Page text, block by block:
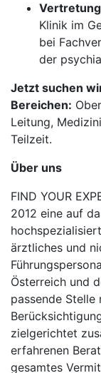
Klinik im
bei
der
Jetzt suchen
Bereichen:
Leitung,
Teilzeit.
Über uns
FIND YOUR
2012 eine auf
ärztliches und
Österreich und
passende Stelle
zielgerichtet
erfahrenen
gesamtes